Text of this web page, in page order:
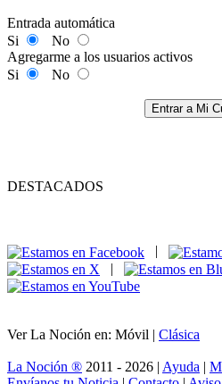
Entrada automática
Si
No
Agregarme a los usuarios activos
Si
No
Entrar a Mi
DESTACADOS
|
Ver La Noción en: Móvil | Clásica
La Noción ® 2011 - 2026 | Ayuda |